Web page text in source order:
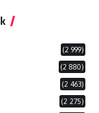
(2 999)
(2 880)
(2 463)
(2 275)